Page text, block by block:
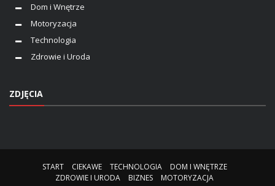
Dom i Wnętrze
Motoryzacja
Technologia
Zdrowie i Uroda
ZDJĘCIA
START CIEKAWE TECHNOLOGIA
DOM I WNĘTRZE
ZDROWIE I URODA
BIZNES MOTORYZACJA